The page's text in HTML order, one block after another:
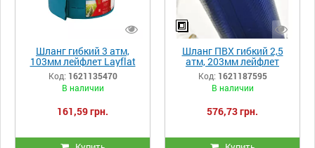
Шланг гибкий 3 атм,
103мм лейфлет Layflat
Heliflex Monoflat
Код: 1621135470
В наличии
161,59 грн.
Шланг ПВХ гибкий 2,5
атм, 203мм лейфлет
Layflat MERCURIO M, 50м
бухта
Код: 1621187595
В наличии
576,73 грн.